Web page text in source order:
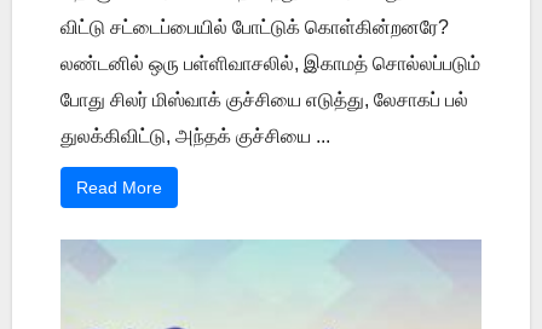
விட்டு சட்டைப்பையில் போட்டுக் கொள்கின்றனரே?
லண்டனில் ஒரு பள்ளிவாசலில், இகாமத் சொல்லப்படும்
போது சிலர் மிஸ்வாக் குச்சியை எடுத்து, லேசாகப் பல்
துலக்கிவிட்டு, அந்தக் குச்சியை ...
Read More